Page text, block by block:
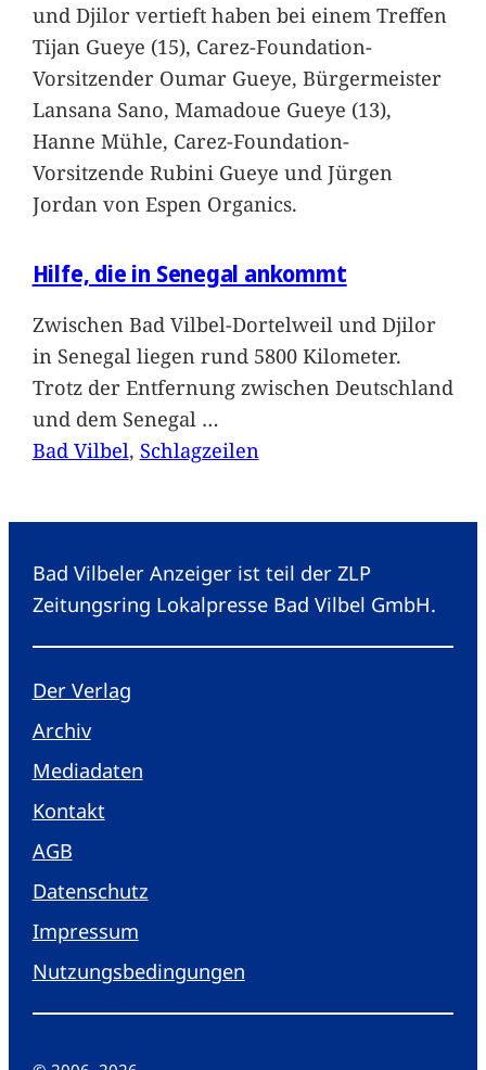
und Djilor vertieft haben bei einem Treffen
Tijan Gueye (15), Carez-Foundation-
Vorsitzender Oumar Gueye, Bürgermeister
Lansana Sano, Mamadoue Gueye (13),
Hanne Mühle, Carez-Foundation-
Vorsitzende Rubini Gueye und Jürgen
Jordan von Espen Organics.
Hilfe, die in Senegal ankommt
Zwischen Bad Vilbel-Dortelweil und Djilor
in Senegal liegen rund 5800 Kilometer.
Trotz der Entfernung zwischen Deutschland
und dem Senegal …
Bad Vilbel, Schlagzeilen
Bad Vilbeler Anzeiger ist teil der ZLP
Zeitungsring Lokalpresse Bad Vilbel GmbH.
Der Verlag
Archiv
Mediadaten
Kontakt
AGB
Datenschutz
Impressum
Nutzungsbedingungen